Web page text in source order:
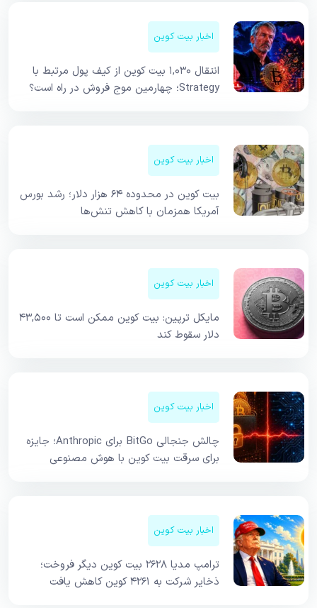
اخبار بیت کوین
انتقال ۱,۰۳۰ بیت کوین از کیف پول مرتبط با
Strategy؛ چهارمین موج فروش در راه است؟
اخبار بیت کوین
بیت کوین در محدوده ۶۴ هزار دلار؛ رشد بورس
آمریکا همزمان با کاهش تنش‌ها
اخبار بیت کوین
مایکل ترپین: بیت کوین ممکن است تا ۴۳,۵۰۰
دلار سقوط کند
اخبار بیت کوین
چالش جنجالی BitGo برای Anthropic؛ جایزه
برای سرقت بیت کوین با هوش مصنوعی
اخبار بیت کوین
ترامپ مدیا ۲۶۲۸ بیت کوین دیگر فروخت؛
ذخایر شرکت به ۴۲۶۱ کوین کاهش یافت